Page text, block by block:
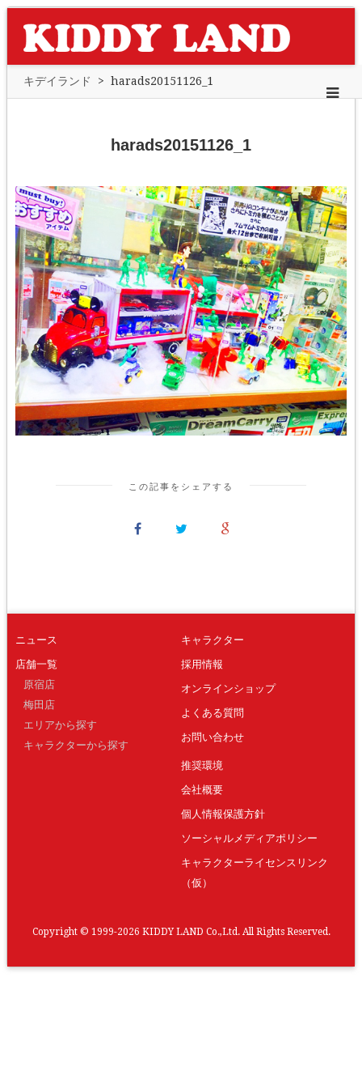
キデイランド > harads20151126_1
harads20151126_1
この記事をシェアする
ニュース
店舗一覧
原宿店
梅田店
エリアから探す
キャラクターから探す
キャラクター
採用情報
オンラインショップ
よくある質問
お問い合わせ
推奨環境
会社概要
個人情報保護方針
ソーシャルメディアポリシー
キャラクターライセンスリンク
（仮）
Copyright © 1999-2026 KIDDY LAND Co.,Ltd. All Rights Reserved.